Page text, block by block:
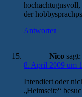
hochachtugnsvoll,
der
Antworten
Nico sagt:
8. April 2009 um
Intendiert oder
„Heimseite“